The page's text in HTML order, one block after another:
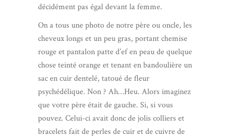
décidément pas égal devant la femme.
On a tous une photo de notre père ou oncle, les
cheveux longs et un peu gras, portant chemise
rouge et pantalon patte d’ef en peau de quelque
chose teinté orange et tenant en bandoulière un
sac en cuir dentelé, tatoué de fleur
psychédélique. Non ? Ah…Heu. Alors imaginez
que votre père était de gauche. Si, si vous
pouvez. Celui-ci avait donc de jolis colliers et
bracelets fait de perles de cuir et de cuivre de